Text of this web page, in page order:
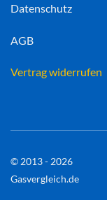
Datenschutz
AGB
Vertrag widerrufen
© 2013 - 2026
Gasvergleich.de